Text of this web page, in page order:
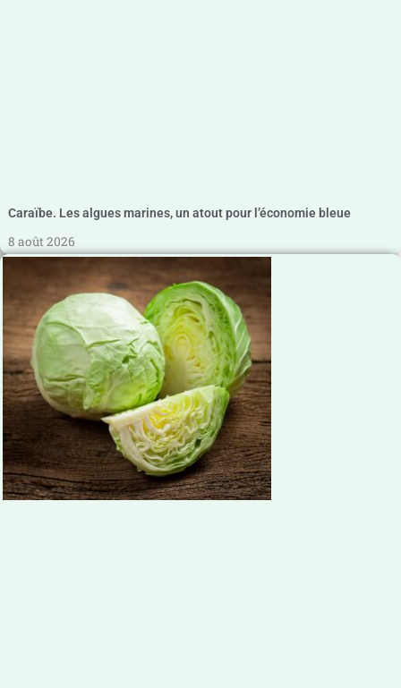
Caraïbe. Les algues marines, un atout pour l’économie bleue
8 août 2026